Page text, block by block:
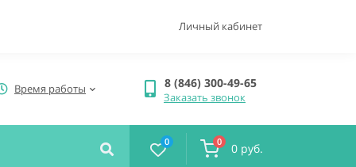
Личный кабинет
Время работы 8 (846) 300-49-65
Заказать звонок
0 0 0 руб.